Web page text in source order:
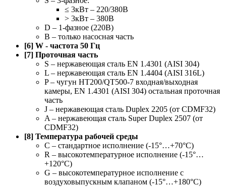
≤ 3кВт – 220/380В
> 3кВт – 380В
D – 1-фазное (220В)
B – только насосная часть
[6] W - частота 50 Гц
[7] Проточная часть
S – нержавеющая сталь EN 1.4301 (AISI 304)
L – нержавеющая сталь EN 1.4404 (AISI 316L)
P – чугун HT200/QT500-7 входная/выходная
камеры, EN 1.4301 (AISI 304) остальная проточная
часть
J – нержавеющая сталь Duplex 2205 (от CDMF32)
A – нержавеющая сталь Super Duplex 2507 (от
CDMF32)
[8] Температура рабочей среды
C – стандартное исполнение (-15°…+70°С)
R – высокотемпературное исполнение (-15°…
+120°С)
G – высокотемпературное исполнение с
воздуховыпускным клапаном (-15°…+180°С)